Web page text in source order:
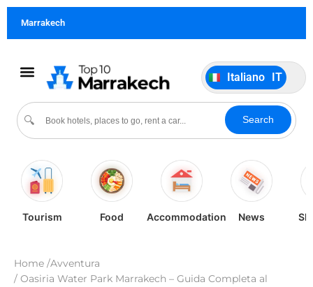
Marrakech
🔍 Search
Italiano IT
German DE
Português PT
Español ES
Tourism Food Accommodation News
Home /Avventura
/ Oasiria Water Park Marrakech – Guida Completa al